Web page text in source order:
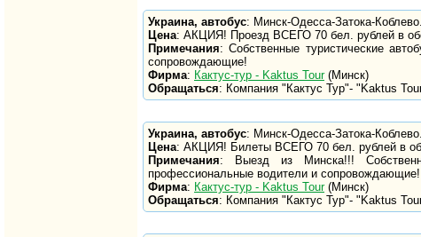
Украина, автобус: Минск-Одесса-Затока-
Цена: АКЦИЯ! Проезд ВСЕГО 70 бел. рублей в
Примечания: Собственные туристические
сопровождающие!
Фирма: Кактус-тур - Kaktus Tour(Минск)
Обращаться: Компания "Кактус Тур"- "Kaktus
Украина, автобус: Минск-Одесса-Затока-
Цена: АКЦИЯ! Билеты ВСЕГО 70 бел. рублей в
Примечания: Выезд из Минска!!!
профессиональные водители и сопровождающие!
Фирма: Кактус-тур - Kaktus Tour(Минск)
Обращаться: Компания "Кактус Тур"- "Kaktus